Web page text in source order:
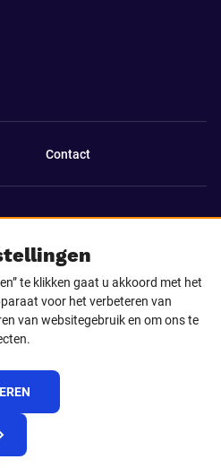
te klikken gaat u akkoord met het
voor het verbeteren van
van websitegebruik en om ons te
Contact
LinkedIn
TikTok